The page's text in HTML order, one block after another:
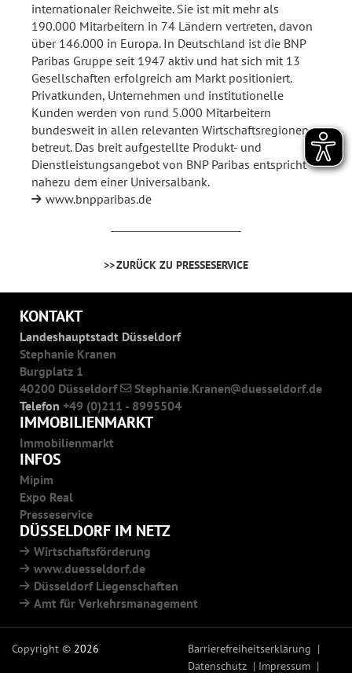
internationaler Reichweite. Sie ist mit mehr als
190.000 Mitarbeitern in 74 Ländern vertreten, davon
über 146.000 in Europa. In Deutschland ist die BNP
Paribas Gruppe seit 1947 aktiv und hat sich mit 13
Gesellschaften erfolgreich am Markt positioniert.
Privatkunden, Unternehmen und institutionelle
Kunden werden von rund 5.000 Mitarbeitern
bundesweit in allen relevanten Wirtschaftsregionen
betreut. Das breit aufgestellte Produkt- und
Dienstleistungsangebot von BNP Paribas entspricht
nahezu dem einer Universalbank.
www.bnpparibas.de
ZURÜCK ZU PRESSESERVICE
KONTAKT
Landeshauptstadt Düsseldorf
Stephanie Kranen
Burgplatz 1
40200 Düsseldorf
Stephanie.Kranen
duesseldorf.de
Telefon +49 (0)211 - 8995504
IMMOBILIENMARKT
Immobilienmarkt
INFOS
Mipim
Expo Real
Presseservice
DÜSSELDORF IM NETZ
Wirtschaftsförderung
www.duesseldorf.de
Düsseldorf Liegenschaften
Amt für Verkehrsmanagement
Copyright © 2026
Barrierefreiheitserklärung
Datenschutz
Impressum